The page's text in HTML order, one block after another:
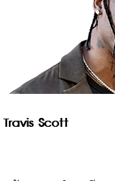
Travis Scott